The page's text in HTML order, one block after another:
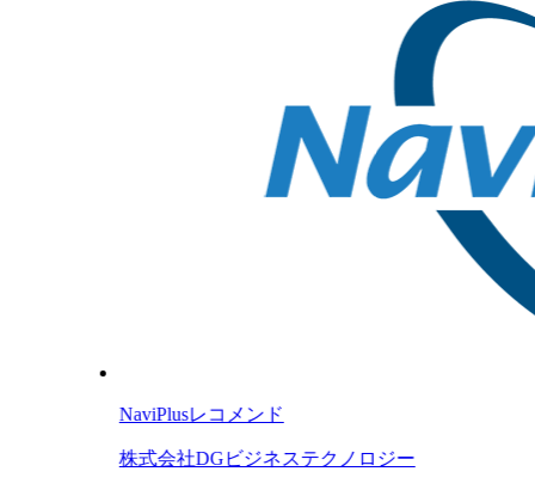
NaviPlusレコメンド
株式会社DGビジネステクノロジー